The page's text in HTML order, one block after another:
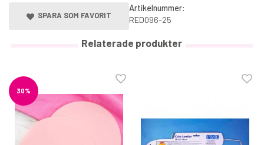
SPARA SOM FAVORIT
Artikelnummer:
RED096-25
Relaterade produkter
30%